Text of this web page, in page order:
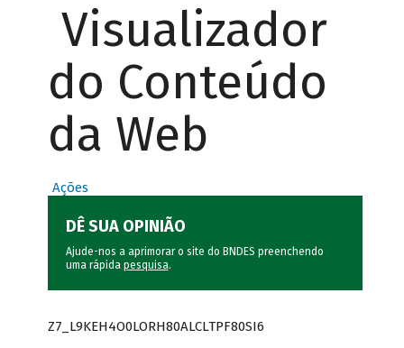
Visualizador
do Conteúdo
da Web
Ações
DÊ SUA OPINIÃO
Ajude-nos a aprimorar o site do BNDES preenchendo
uma rápida pesquisa.
Z7_L9KEH4O0LORH80ALCLTPF80SI6